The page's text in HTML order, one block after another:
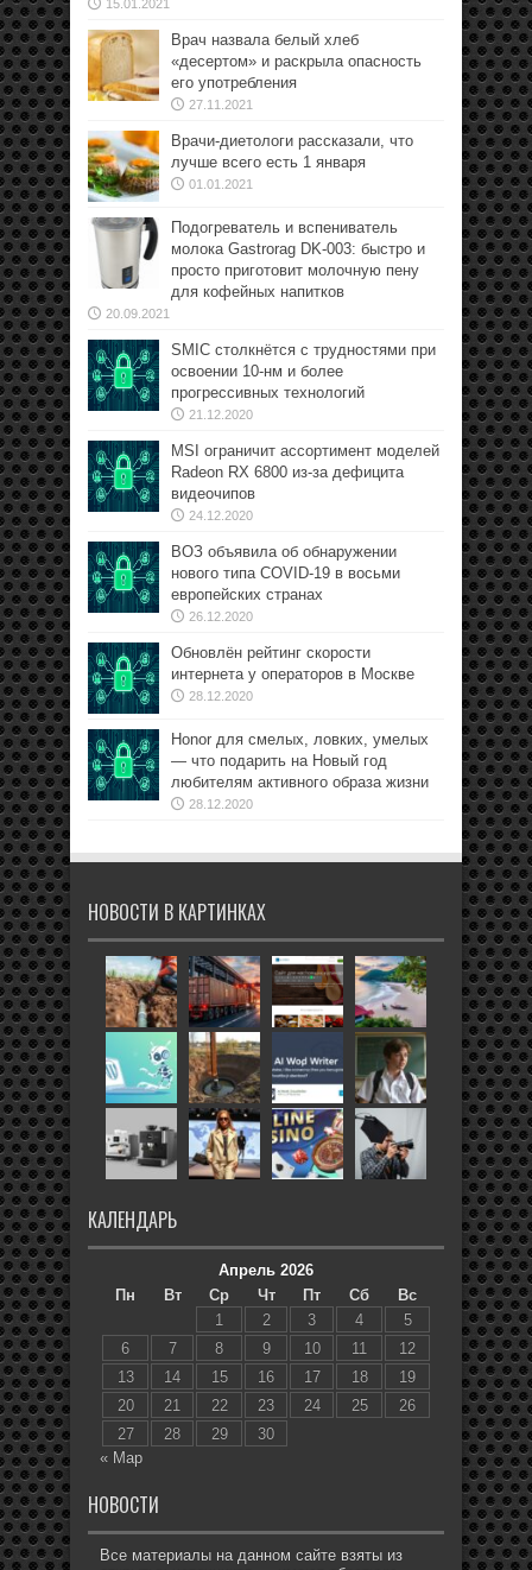
15.01.2021
Врач назвала белый хлеб
«десертом» и раскрыла опасность
его употребления
27.11.2021
Врачи-диетологи рассказали, что
лучше всего есть 1 января
01.01.2021
Подогреватель и вспениватель
молока Gastrorag DK-003: быстро и
просто приготовит молочную пену
для кофейных напитков
20.09.2021
SMIC столкнётся с трудностями при
освоении 10-нм и более
прогрессивных технологий
21.12.2020
MSI ограничит ассортимент моделей
Radeon RX 6800 из-за дефицита
видеочипов
24.12.2020
ВОЗ объявила об обнаружении
нового типа COVID-19 в восьми
европейских странах
26.12.2020
Обновлён рейтинг скорости
интернета у операторов в Москве
28.12.2020
Honor для смелых, ловких, умелых
— что подарить на Новый год
любителям активного образа жизни
28.12.2020
НОВОСТИ В КАРТИНКАХ
КАЛЕНДАРЬ
Апрель 2026
Пн
Вт Ср Чт Пт Сб
Вс
1
2 3 4
5
6
7 8 9 10 11
12
13
14 15 16 17 18
19
20
21 22 23 24 25
26
27
28 29
30
« Мар
НОВОСТИ
Все материалы на данном сайте взяты из